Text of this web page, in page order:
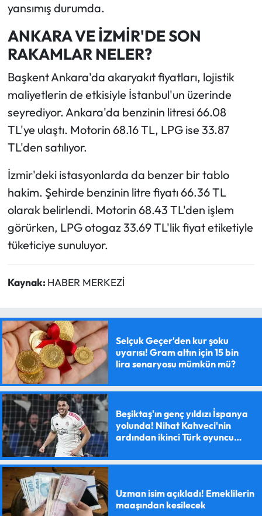
yansımış durumda.
ANKARA VE İZMİR'DE SON
RAKAMLAR NELER?
Başkent Ankara'da akaryakıt fiyatları, lojistik
maliyetlerin de etkisiyle İstanbul'un üzerinde
seyrediyor. Ankara'da benzinin litresi 66.08
TL'ye ulaştı. Motorin 68.16 TL, LPG ise 33.87
TL'den satılıyor.
İzmir'deki istasyonlarda da benzer bir tablo
hakim. Şehirde benzinin litre fiyatı 66.36 TL
olarak belirlendi. Motorin 68.43 TL'den işlem
görürken, LPG otogaz 33.69 TL'lik fiyat etiketiyle
tüketiciye sunuluyor.
Kaynak: HABER MERKEZİ
Selçuk Geçer'den kur şoku
uyarısı! Gram altın için 15 bin
lira senaryosu mümkün mü?
Beşiktaş'ın genç yıldızı İspanya
yolunda! Nihat Kahveci'nin
ardından ikinci Türk oyuncu
Uzman isim açıkladı! Emeklilerin
maaşından kesilecek